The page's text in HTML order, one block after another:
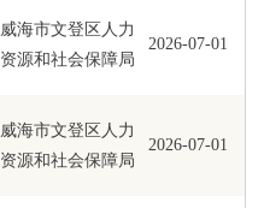
威海市文登区人力
资源和社会保障局
2026-07-01
威海市文登区人力
资源和社会保障局
2026-07-01